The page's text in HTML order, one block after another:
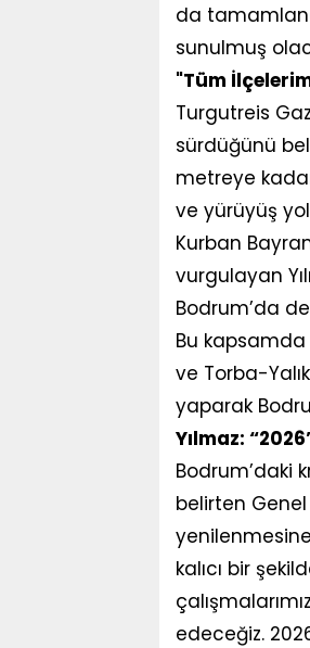
da
sunulmuş
"Tüm
Turgutreis
sürdüğünü
metreye
ve yürüyüş
Kurban
vurgulayan
Bodrum’da
Bu kapsamda
ve Torba-
yaparak
Yılmaz:
Bodrum’daki
belirten Genel
kalıcı bir
edeceğiz.